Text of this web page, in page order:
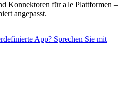
Konnektoren für alle Plattformen –
angepasst.
App? Sprechen Sie mit